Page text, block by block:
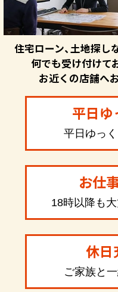
住宅ローン、土地探
何でも受け付けて
お近くの店舗へ
平日
平日ゆっ
お仕
18時以降も
休日
ご家族と